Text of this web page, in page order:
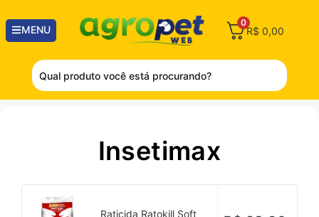
MENU
0
R$ 0,00
Insetimax
Raticida Ratokill Soft